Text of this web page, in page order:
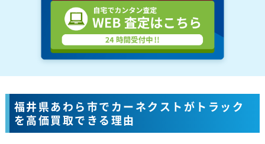
福井県あわら市でカーネクストがトラック
を高価買取できる理由